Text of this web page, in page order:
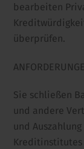
bearbeiten
überprüfen.
Sie schließen
und andere
und
Kreditinstitutes